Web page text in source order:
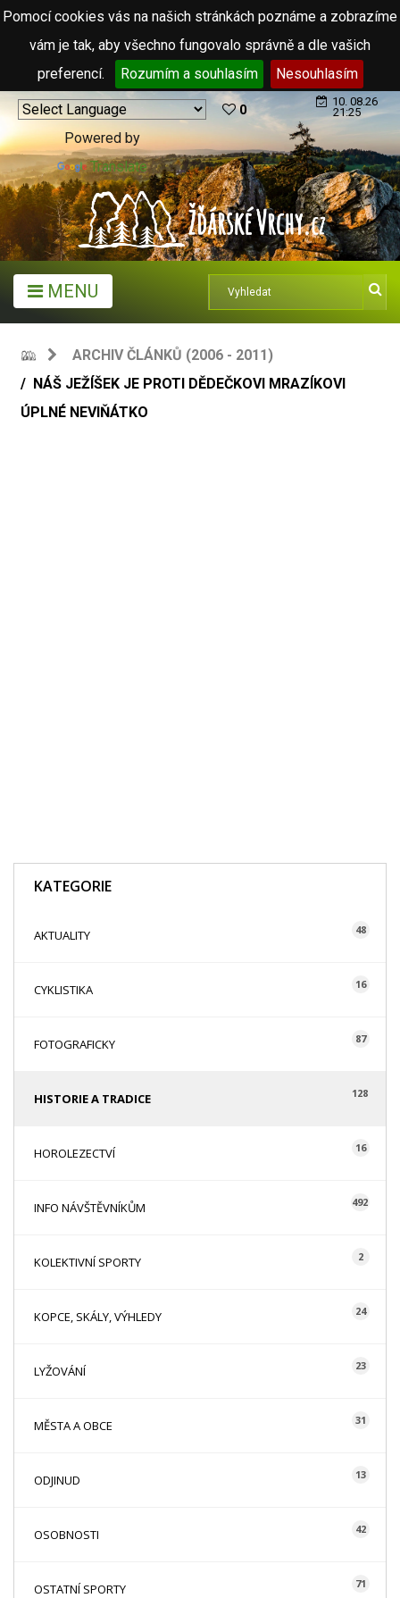
Pomocí cookies vás na našich stránkách poznáme a zobrazíme
vám je tak, aby všechno fungovalo správně a dle vašich
preferencí.
Rozumím a souhlasím Nesouhlasím
Powered by
Translate
0
10. 08.26
21:25
MENU
ARCHIV ČLÁNKŮ (2006 - 2011)
NÁŠ JEŽÍŠEK JE PROTI DĚDEČKOVI MRAZÍKOVI
ÚPLNÉ NEVIŇÁTKO
KATEGORIE
AKTUALITY 48
CYKLISTIKA 16
FOTOGRAFICKY 87
HISTORIE A TRADICE 128
HOROLEZECTVÍ 16
INFO NÁVŠTĚVNÍKŮM 492
KOLEKTIVNÍ SPORTY 2
KOPCE, SKÁLY, VÝHLEDY 24
LYŽOVÁNÍ 23
MĚSTA A OBCE 31
ODJINUD 13
OSOBNOSTI 42
OSTATNÍ SPORTY 71